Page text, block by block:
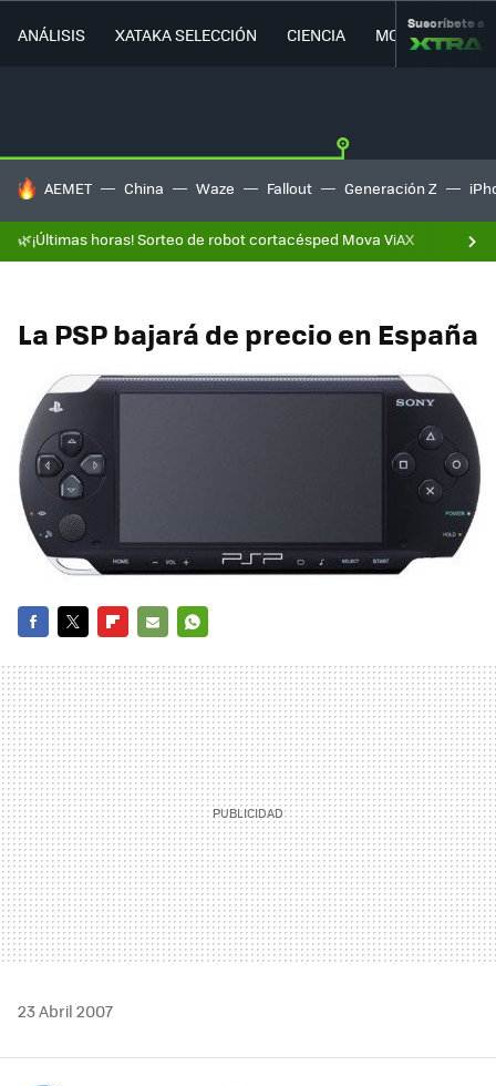
ANÁLISIS XATAKA SELECCIÓN CIENCIA MOVILIDAD
Suscríbete a
HOY SE HABLA DE
AEMET China Waze Fallout Generación Z
🌿¡Últimas horas! Sorteo de robot cortacésped Mova ViAX
La PSP bajará de precio en España
MAIL
23 Abril 2007